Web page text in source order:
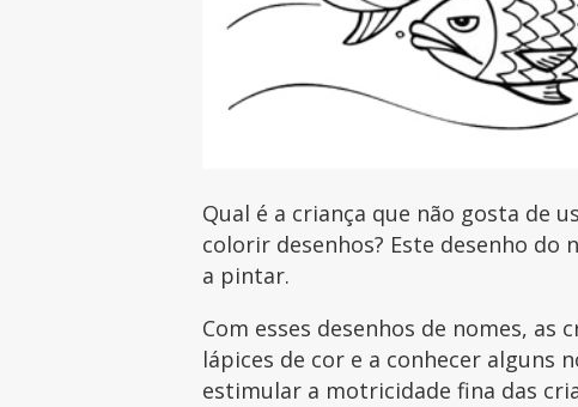
Qual é a criança que não gosta de
colorir desenhos? Este desenho do
a pintar.
Com esses desenhos de nomes, as
lápices de cor e a conhecer alguns
estimular a motricidade fina das